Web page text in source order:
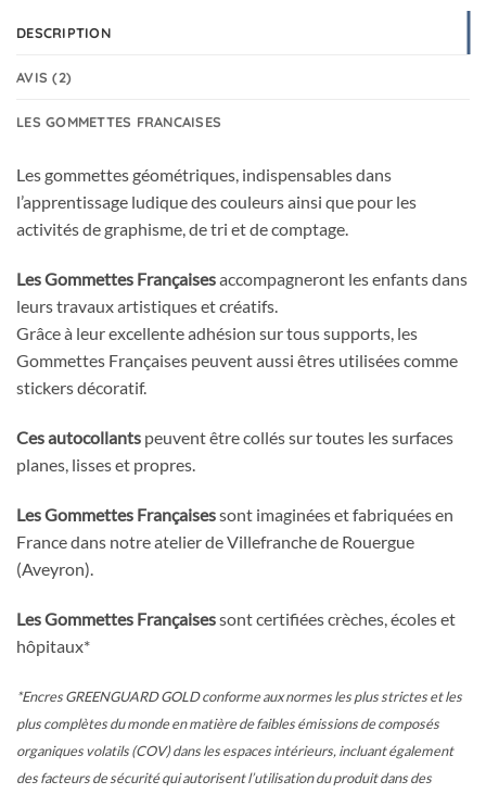
DESCRIPTION
AVIS (2)
LES GOMMETTES FRANCAISES
Les gommettes géométriques, indispensables dans
l’apprentissage ludique des couleurs ainsi que pour les
activités de graphisme, de tri et de comptage.
Les Gommettes Françaisesaccompagneront les enfants dans
leurs travaux artistiques et créatifs.
Grâce à leur excellente adhésion sur tous supports, les
Gommettes Françaises peuvent aussi êtres utilisées comme
stickers décoratif.
Ces autocollants peuvent être collés sur toutes les surfaces
planes, lisses et propres.
Les Gommettes Françaisessont imaginées et fabriquées en
France dans notre atelier de Villefranche de Rouergue
(Aveyron).
Les Gommettes Françaisessont certifiées crèches, écoles et
hôpitaux*
*Encres GREENGUARD GOLD conforme aux normes les plus strictes et les
plus complètes du monde en matière de faibles émissions de composés
organiques volatils (COV) dans les espaces intérieurs, incluant également
des facteurs de sécurité qui autorisent l’utilisation du produit dans des